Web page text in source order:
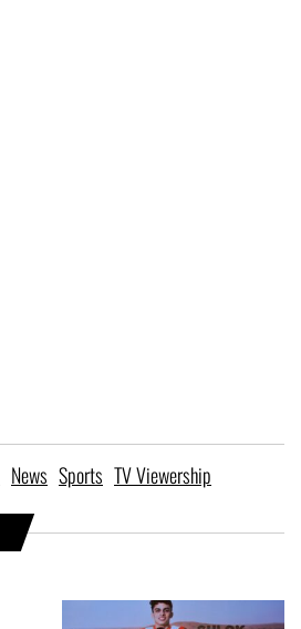
News Sports TV Viewership